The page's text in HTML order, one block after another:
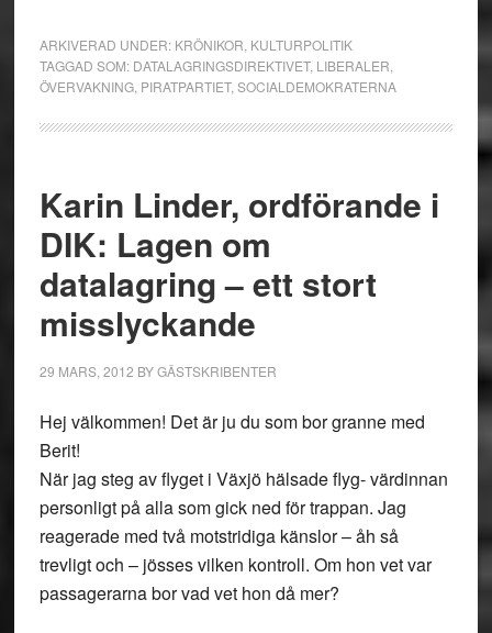
ARKIVERAD UNDER: KRÖNIKOR KULTURPOLITIK
TAGGAD SOM: DATALAGRINGSDIREKTIVET, LIBERALER
ÖVERVAKNING, PIRATPARTIET, SOCIALDEMOKRATERNA
Karin Linder, ordförande i
DIK: Lagen om
datalagring – ett stort
misslyckande
29 MARS, 2012 BYGÄSTSKRIBENTER
Hej välkommen! Det är ju du som bor granne med
Berit!
När jag steg av flyget i Växjö hälsade flyg- värdinnan
personligt på alla som gick ned för trappan. Jag
reagerade med två motstridiga känslor – åh så
trevligt och – jösses vilken kontroll. Om hon vet var
passagerarna bor vad vet hon då mer?